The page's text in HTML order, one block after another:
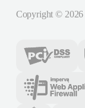
Copyright © 2026